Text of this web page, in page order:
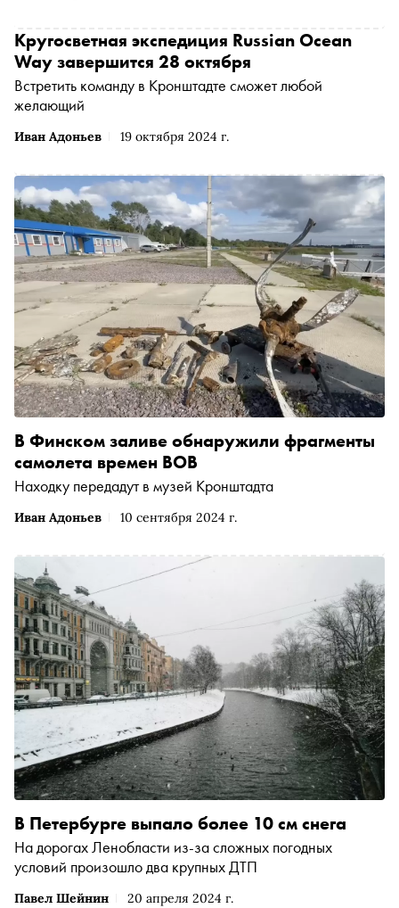
Иван Адоньев 19 октября 2024 г.
Кругосветная экспедиция Russian Ocean
Way завершится 28 октября
Встретить команду в Кронштадте сможет любой
желающий
Иван Адоньев 10 сентября 2024 г.
В Финском заливе обнаружили фрагменты
самолета времен ВОВ
Находку передадут в музей Кронштадта
Павел Шейнин 20 апреля 2024 г.
В Петербурге выпало более 10 см снега
На дорогах Ленобласти из-за сложных погодных
условий произошло два крупных ДТП